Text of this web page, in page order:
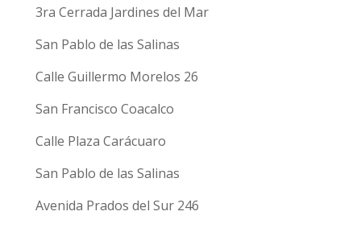
3ra Cerrada Jardines del Mar
San Pablo de las Salinas
Calle Guillermo Morelos 26
San Francisco Coacalco
Calle Plaza Carácuaro
San Pablo de las Salinas
Avenida Prados del Sur 246